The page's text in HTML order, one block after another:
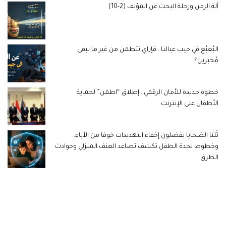
آلة الزمن ورحلة البحث عن المؤلف (2-10)
البُعبُع في جيب عيالنا.. فإزاي نتطمن من غير ما نبقى
مُخبرين؟
خطوة جديدة للأمان الرقمي.. إطلاق “اطمن” لحماية
الأطفال على الإنترنت
ثُلثا الضحايا يفضلون إخفاء التهديدات خوفا من الآباء..
وخطوط نجدة الطفل تكشف تصاعد العنف المنزلي وحوادث
الطرق